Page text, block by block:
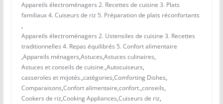
Appareils électroménagers 2. Recettes de cuisine 3. Plats
familiaux 4. Cuiseurs de riz 5. Préparation de plats réconfortants
,
Appareils électroménagers 2. Ustensiles de cuisine 3. Recettes
traditionnelles 4. Repas équilibrés 5. Confort alimentaire
,Appareils ménagers,Astuces,Astuces culinaires,
Astuces et conseils de cuisine.,Autocuiseurs,
casseroles et mijotés.,catégories,Comforting Dishes,
Comparaisons,Confort alimentaire,confort.,conseils,
Cookers de riz,Cooking Appliances,Cuiseurs de riz,